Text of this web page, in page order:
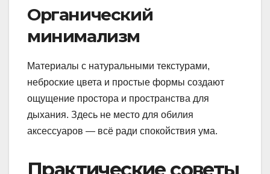
Органический
минимализм
Материалы с натуральными текстурами,
неброские цвета и простые формы создают
ощущение простора и пространства для
дыхания. Здесь не место для обилия
аксессуаров — всё ради спокойствия ума.
Практические советы